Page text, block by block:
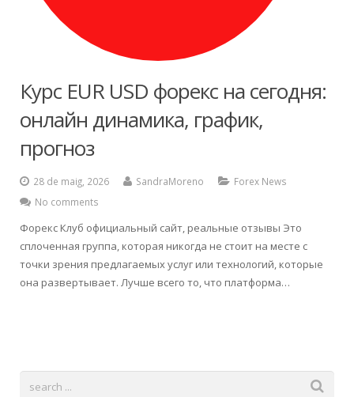
Español
Курс EUR USD форекс на сегодня:
онлайн динамика, график,
прогноз
28 de maig, 2026 SandraMoreno
Forex News
No comments
Форекс Клуб официальный сайт, реальные отзывы Это
сплоченная группа, которая никогда не стоит на месте с
точки зрения предлагаемых услуг или технологий, которые
она развертывает. Лучше всего то, что платформа…